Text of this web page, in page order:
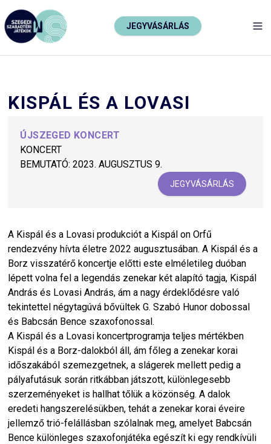
JEGYVÁSÁRLÁS
KISPÁL ÉS A LOVASI
ÚJSZEGED KONCERT
KONCERT
BEMUTATÓ: 2023. AUGUSZTUS 9.
JEGYVÁSÁRLÁS
A Kispál és a Lovasi produkciót a Kispál on Orfű
rendezvény hívta életre 2022 augusztusában. A Kispál és a
Borz visszatérő koncertje előtti este elméletileg duóban
lépett volna fel a legendás zenekar két alapító tagja, Kispál
András és Lovasi András, ám a nagy érdeklődésre való
tekintettel négytagúvá bővültek G. Szabó Hunor dobossal
és Babcsán Bence szaxofonossal.
A Kispál és a Lovasi koncertprogramja teljes mértékben
Kispál és a Borz-dalokból áll, ám főleg a zenekar korai
időszakából szemezgetnek, a slágerek mellett pedig a
pályafutásuk során ritkábban játszott, különlegesebb
szerzeményeket is hallhat tőlük a közönség. A dalok
eredeti hangszerelésükben, tehát a zenekar korai éveire
jellemző trió-felállásban szólalnak meg, amelyet Babcsán
Bence különleges szaxofonjátéka egészít ki egy rendkívüli